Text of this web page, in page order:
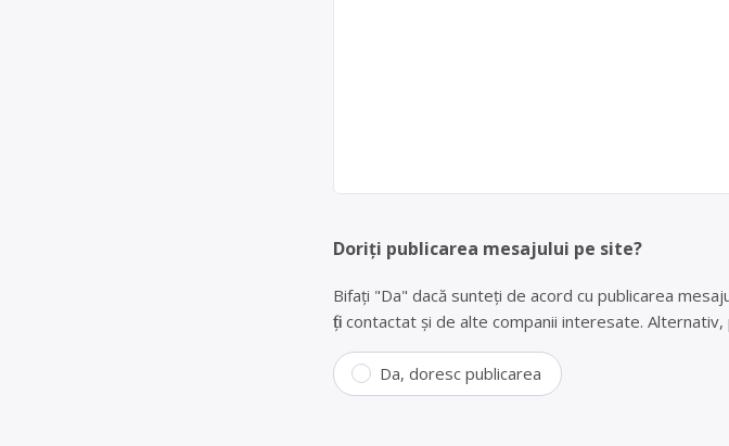
Doriți publicarea mesajului pe site?
Bifați "Da" dacă sunteți de acord cu publicarea
fiți contactat și de alte companii interesate.
Da, doresc publicarea